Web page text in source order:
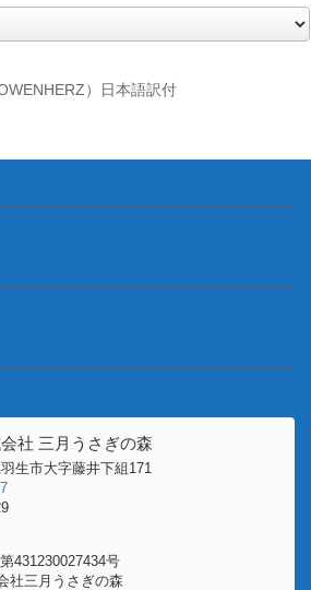
）日本語訳付
ホビージャパン
ズ D
(Dung
ホビージャパン
語版
of Vi
ホビージャパン
ホビージャパン
800
ズ D
ー
)
ホビージャパン
ギャラ
ホビージャパン
ズ D
ント)
社 三月うさぎの森
生市大字藤井下組171
431230027434号
社三月うさぎの森